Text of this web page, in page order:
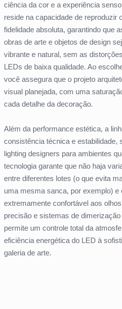
ciência da cor e a experiência
reside na capacidade de reproduzir
fidelidade absoluta, garantindo que
obras de arte e objetos de design
vibrante e natural, sem as
LEDs de baixa qualidade. Ao
você assegura que o projeto
visual planejada, com uma
cada detalhe da decoração.
Além da performance estética, a
consistência técnica e estabilidade,
lighting designers para ambientes
tecnologia garante que não haja
entre diferentes lotes (o que evita
uma mesma sanca, por exemplo)
extremamente confortável aos
precisão e sistemas de
permite um controle total da
eficiência energética do LED à
galeria de arte.